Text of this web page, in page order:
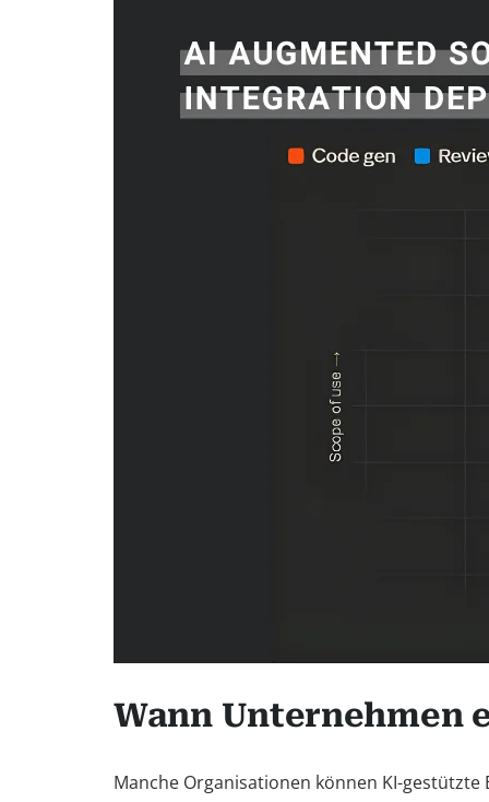
Wann Unternehmen
Manche Organisationen können KI-